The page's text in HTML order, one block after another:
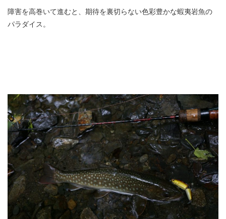
障害を高巻いて進むと、期待を裏切らない色彩豊かな蝦夷岩魚の
パラダイス。